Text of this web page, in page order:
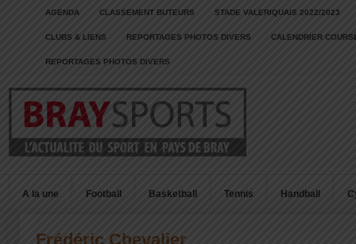
AGENDA CLASSEMENT BUTEURS STADE VALERIQUAIS 2022/2023
CLUBS & LIENS REPORTAGES PHOTOS DIVERS CALENDRIER
REPORTAGES PHOTOS DIVERS
A la une Football Basketball Tennis Handball
Frédéric Chevalier